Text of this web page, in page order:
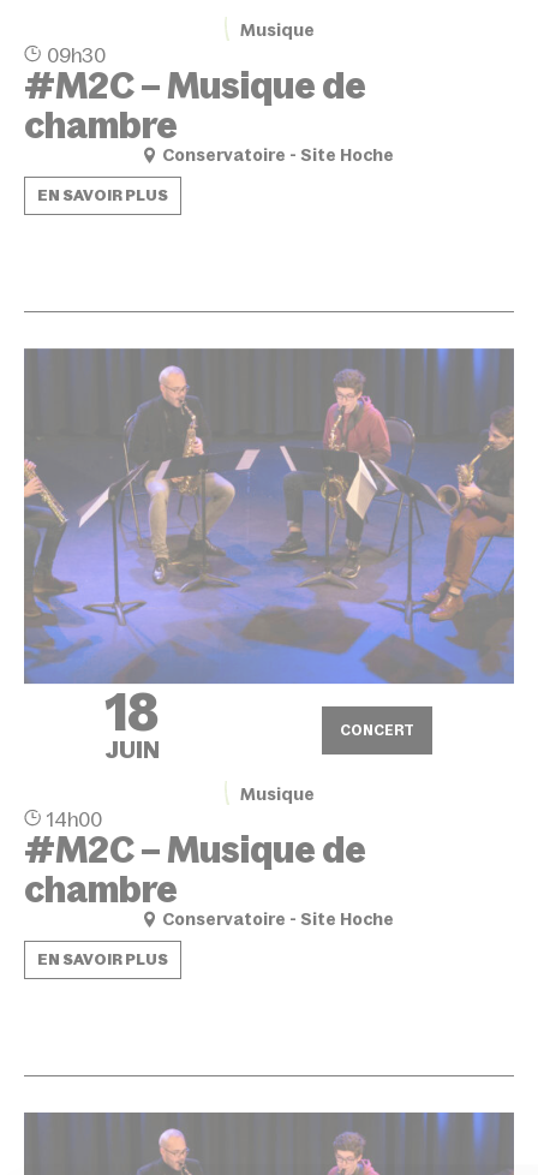
Musique
09h30
#M2C – Musique de
chambre
Conservatoire - Site Hoche
EN SAVOIR PLUS
18
JUIN
CONCERT
Musique
14h00
#M2C – Musique de
chambre
Conservatoire - Site Hoche
EN SAVOIR PLUS